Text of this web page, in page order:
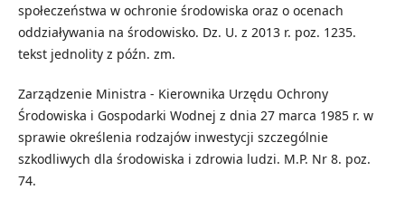
społeczeństwa w ochronie środowiska oraz o ocenach
oddziaływania na środowisko. Dz. U. z 2013 r. poz. 1235.
tekst jednolity z późn. zm.
Zarządzenie Ministra - Kierownika Urzędu Ochrony
Środowiska i Gospodarki Wodnej z dnia 27 marca 1985 r. w
sprawie określenia rodzajów inwestycji szczególnie
szkodliwych dla środowiska i zdrowia ludzi. M.P. Nr 8. poz.
74.